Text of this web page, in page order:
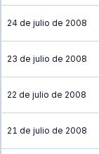
24 de julio de 2008
23 de julio de 2008
22 de julio de 2008
21 de julio de 2008